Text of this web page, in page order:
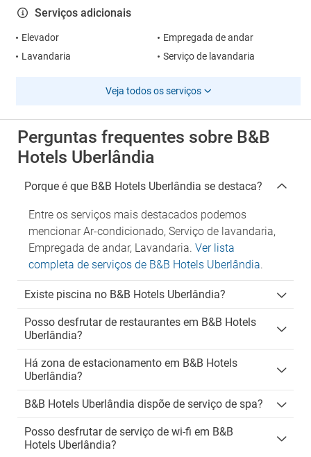
Serviços adicionais
Elevador
Empregada de andar
Lavandaria
Serviço de lavandaria
Veja todos os serviços
Perguntas frequentes sobre B&B
Hotels Uberlândia
Porque é que B&B Hotels Uberlândia se destaca?
Entre os serviços mais destacados podemos
mencionar Ar-condicionado, Serviço de lavandaria,
Empregada de andar, Lavandaria. Ver lista
completa de serviços de B&B Hotels Uberlândia.
Existe piscina no B&B Hotels Uberlândia?
Posso desfrutar de restaurantes em B&B Hotels
Uberlândia?
Há zona de estacionamento em B&B Hotels
Uberlândia?
B&B Hotels Uberlândia dispõe de serviço de spa?
Posso desfrutar de serviço de wi-fi em B&B
Hotels Uberlândia?